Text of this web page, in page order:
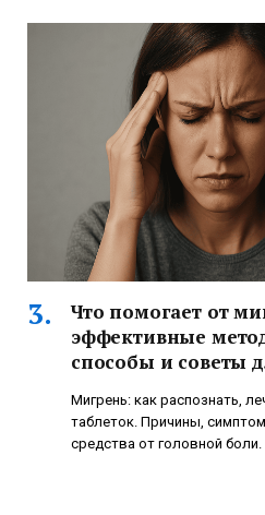
Что помогает от
эффективные
способы и советы
Мигрень: как распознать,
таблеток. Причины,
средства от головной боли.